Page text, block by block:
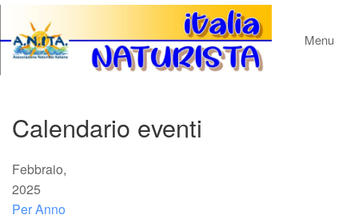
Menu
Calendario eventi
Febbraio,
2025
Per Anno